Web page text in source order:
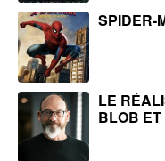
SPIDER-
LE
BLOB